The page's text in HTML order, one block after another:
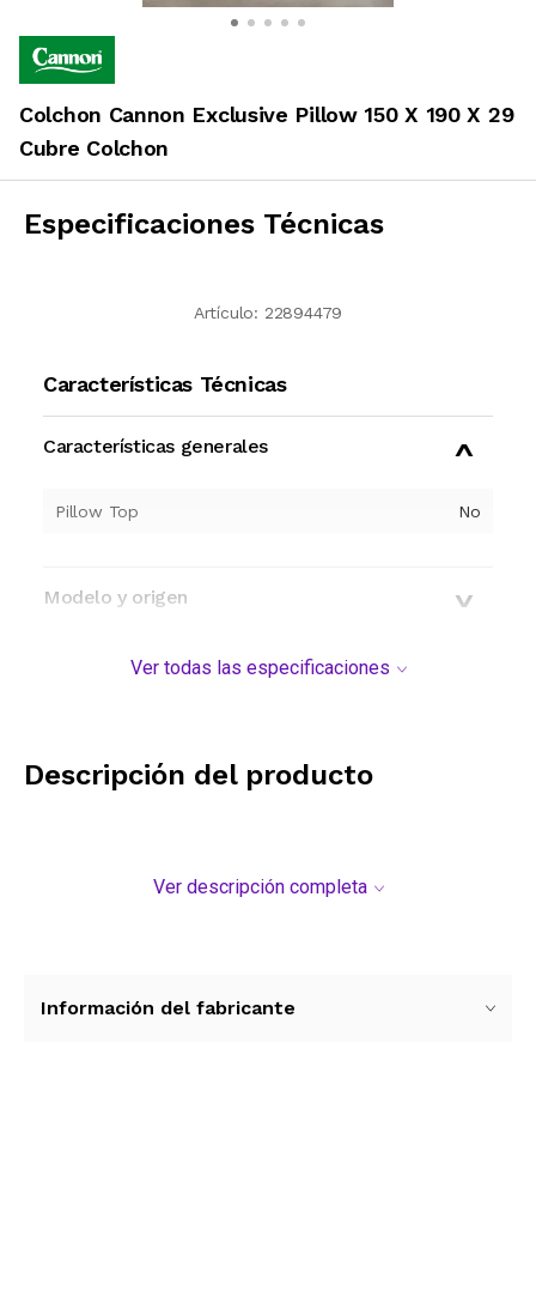
Colchon Cannon Exclusive Pillow 150 X 190 X 29
Cubre Colchon
Especificaciones Técnicas
Artículo: 22894479
Características Técnicas
Características generales
Pillow Top No
Modelo y origen
Ver todas las especificaciones
Descripción del producto
Ver descripción completa
Información del fabricante